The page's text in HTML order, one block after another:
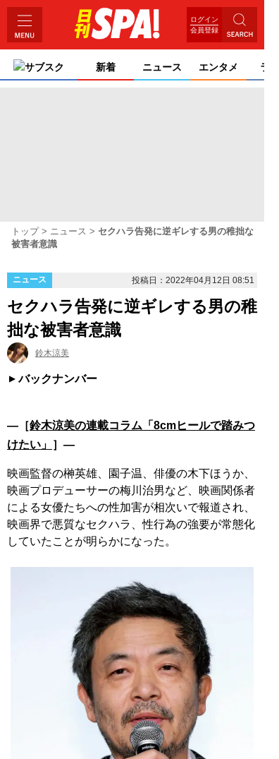
ログイン
会員登録
サブスク 新着 ニュース エンタメ ライ
トップ ニュース
セクハラ告発に逆ギレする男の稚拙な
被害者意識
ニュース 投稿日：2022年04月12日 08:51
セクハラ告発に逆ギレする男の稚
拙な被害者意識
鈴木涼美
バックナンバー
―［鈴木涼美の連載コラム「8cmヒールで踏みつ
けたい」 ］―
映画監督の榊英雄、園子温、俳優の木下ほうか、
映画プロデューサーの梅川治男など、映画関係者
による女優たちへの性加害が相次いで報道され、
映画界で悪質なセクハラ、性行為の強要が常態化
していたことが明らかになった。